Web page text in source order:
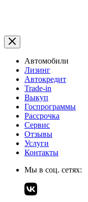
Автомобили
Лизинг
Автокредит
Trade-in
Выкуп
Госпрограммы
Рассрочка
Сервис
Отзывы
Услуги
Контакты
Мы в соц. сетях: